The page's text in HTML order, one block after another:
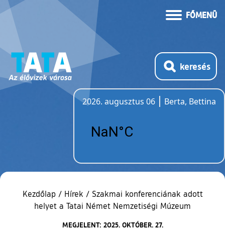
FŐMENÜ
keresés
2026. augusztus 06
Berta, Bettina
Kezdőlap / Hírek / Szakmai konferenciának adott
helyet a Tatai Német Nemzetiségi Múzeum
MEGJELENT: 2025. OKTÓBER. 27.